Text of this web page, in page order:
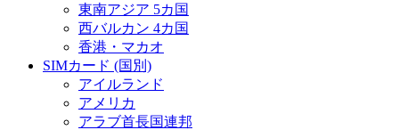
東南アジア 5カ国
西バルカン 4カ国
香港・マカオ
SIMカード (国別)
アイルランド
アメリカ
アラブ首長国連邦